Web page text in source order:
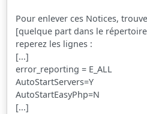
Pour enlever ces Notices,
[quelque part dans le répertoire
reperez les lignes :
[...]
error_reporting = E_ALL
AutoStartServers=Y
AutoStartEasyPhp=N
[...]